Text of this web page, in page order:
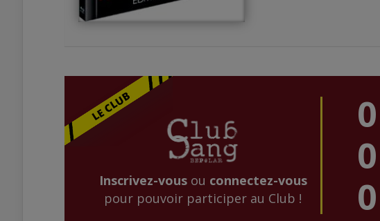
Inscrivez-vousou connectez-vous
pour pouvoir participer au Club !
0
0
0